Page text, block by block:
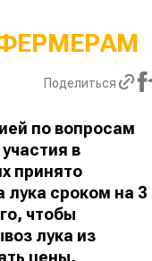
Поделиться
по вопросам
в
принято
лука сроком на 3
чтобы
лука из
цены,
войны: